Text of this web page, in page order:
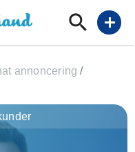
add
annoncering /